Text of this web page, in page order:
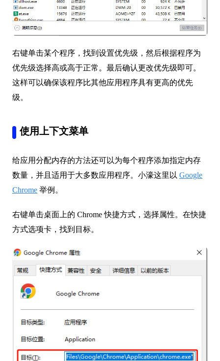
右键单击某个程序，找到设置优先级，然后根据程序为
优先级选择高或高于正常。最后确认更改优先级即可。
这样可以确保该程序比其他应用程序具有更高的优先
级。
使用上下文菜单
给应用分配内存的方法还可以为每个程序添加指定内存
数量，并且适用于大多数应用程序。小濠这里以 Google
Chrome 举例。
右键单击桌面上的 Chrome 快捷方式，选择属性。在快捷
方式选项卡，找到目标。